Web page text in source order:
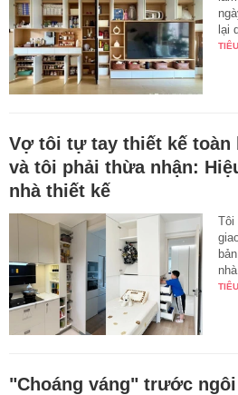
lại
Vợ tôi tự tay thiết kế toàn
và tôi phải thừa nhận:
nhà thiết kế
Tôi
"Choáng váng" trước